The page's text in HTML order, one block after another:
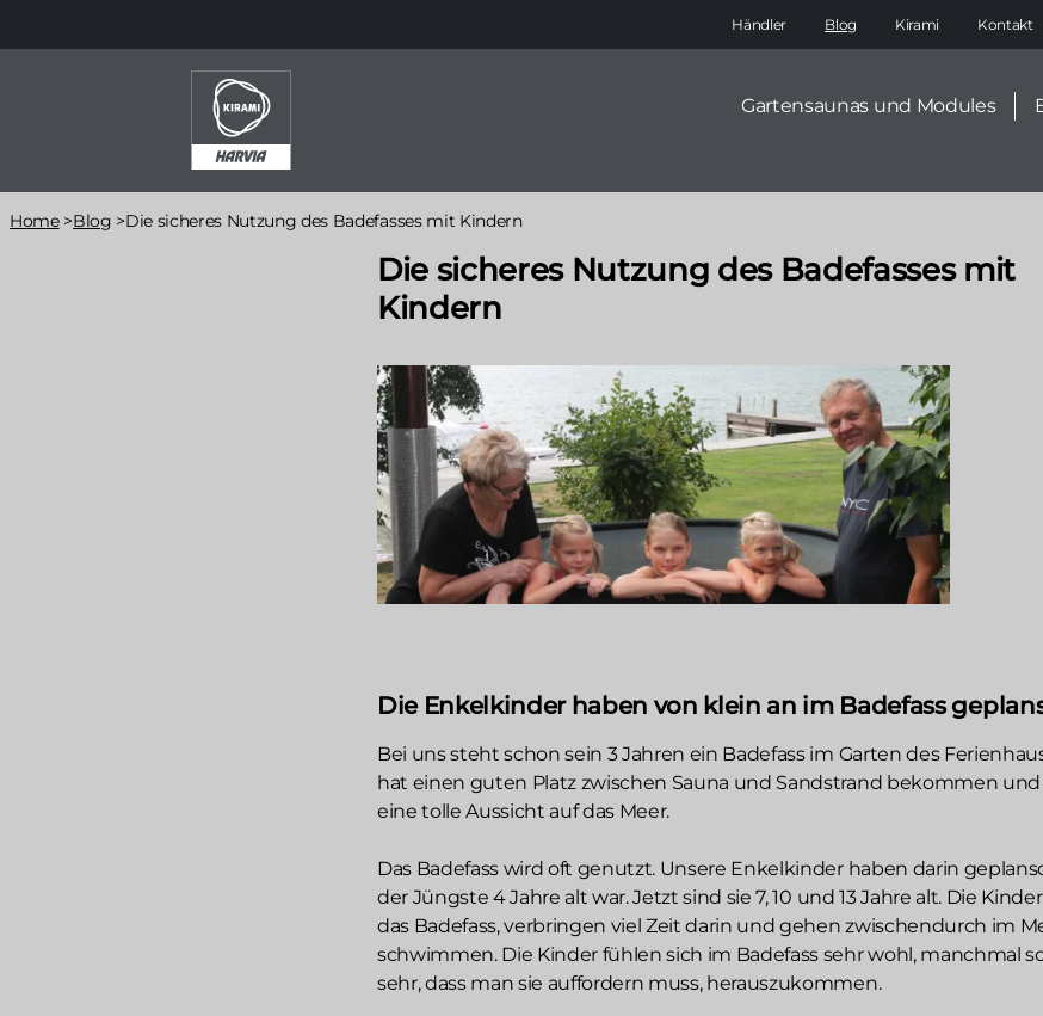
Main
Händler Blog Kirami Kontakt
Secondary
Gartensaunas und Modules
Pfadnavigation
Home>Blog >Die sicheres Nutzung des Badefasses mit Kindern
Die sicheres Nutzung des Badefasses mit
Kindern
Die Enkelkinder haben von klein an im Badefass
Bei uns steht schon sein 3 Jahren ein Badefass im Garten des
hat einen guten Platz zwischen Sauna und Sandstrand bekommen
eine tolle Aussicht auf das Meer.
Das Badefass wird oft genutzt. Unsere Enkelkinder haben darin
der Jüngste 4 Jahre alt war. Jetzt sind sie 7, 10 und 13 Jahre alt. Die
das Badefass, verbringen viel Zeit darin und gehen zwischendurch im
schwimmen. Die Kinder fühlen sich im Badefass sehr wohl, manchmal
sehr, dass man sie auffordern muss, herauszukommen.